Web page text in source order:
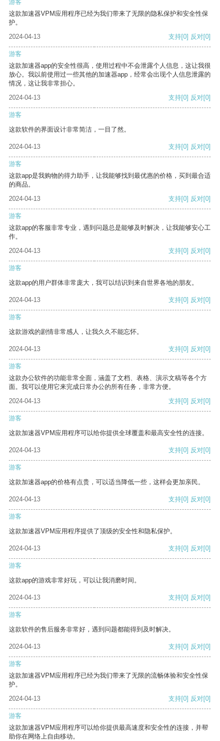
游客
这款加速器VPM应用程序已经为我们带来了无限的隐私保护和安全性保
护。
2024-04-13
支持[0] 反对[0]
游客
这款加速器app的安全性很高，使用过程中不会泄露个人信息，这让我很
放心。我以前使用过一些其他的加速器app，经常会出现个人信息泄露的
情况，这让我非常担心。
2024-04-13
支持[0] 反对[0]
游客
这款软件的界面设计非常简洁，一目了然。
2024-04-13 支持[0] 反对[0]
游客
这款app是我购物的得力助手，让我能够找到最优惠的价格，买到最合适
的商品。
2024-04-13
支持[0] 反对[0]
游客
这款app的客服非常专业，遇到问题总是能够及时解决，让我能够安心工
作。
2024-04-13
支持[0] 反对[0]
游客
这款app的用户群体非常庞大，我可以结识到来自世界各地的朋友。
2024-04-13 支持[0] 反对[0]
游客
这款游戏的剧情非常感人，让我久久不能忘怀。
2024-04-13 支持[0] 反对[0]
游客
这款办公软件的功能非常全面，涵盖了文档、表格、演示文稿等各个方
面。我可以使用它来完成日常办公的所有任务，非常方便。
2024-04-13
支持[0] 反对[0]
游客
这款加速器VPM应用程序可以给你提供全球覆盖和最高安全性的连接。
2024-04-13 支持[0] 反对[0]
游客
这款加速器app的价格有点贵，可以适当降低一些，这样会更加亲民。
2024-04-13 支持[0] 反对[0]
游客
这款加速器VPM应用程序提供了顶级的安全性和隐私保护。
2024-04-13 支持[0] 反对[0]
游客
这款app的游戏非常好玩，可以让我消磨时间。
2024-04-13 支持[0] 反对[0]
游客
这款软件的售后服务非常好，遇到问题都能得到及时解决。
2024-04-13 支持[0] 反对[0]
游客
这款加速器VPM应用程序已经为我们带来了无限的流畅体验和安全性保
护。
2024-04-13
支持[0] 反对[0]
游客
这款加速器VPM应用程序可以给你提供最高速度和安全性的连接，并帮
助你在网络上自由移动。